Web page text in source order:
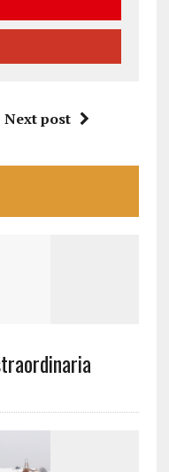
Next post